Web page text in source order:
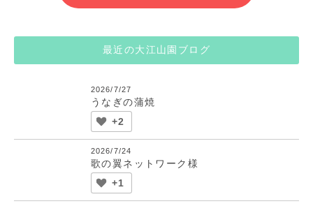
最近の大江山園ブログ
2026/7/27
うなぎの蒲焼
+2
2026/7/24
歌の翼ネットワーク様
+1